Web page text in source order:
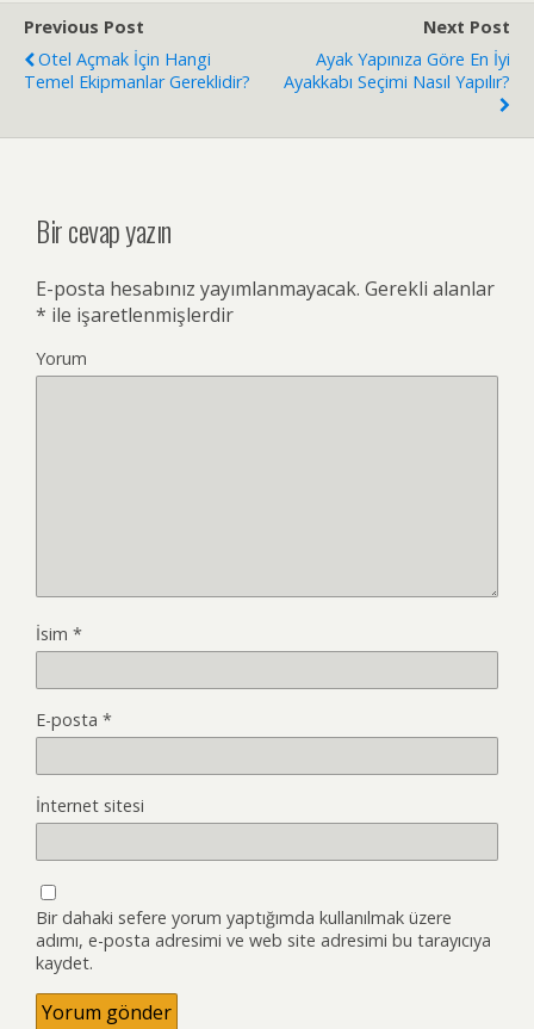
Previous Post
Otel Açmak İçin Hangi
Temel Ekipmanlar Gereklidir?
Next Post
Ayak Yapınıza Göre En İyi
Ayakkabı Seçimi Nasıl Yapılır?
Bir cevap yazın
E-posta hesabınız yayımlanmayacak. Gerekli alanlar
* ile işaretlenmişlerdir
Yorum
İsim *
E-posta *
İnternet sitesi
Bir dahaki sefere yorum yaptığımda kullanılmak üzere
adımı, e-posta adresimi ve web site adresimi bu tarayıcıya
kaydet.